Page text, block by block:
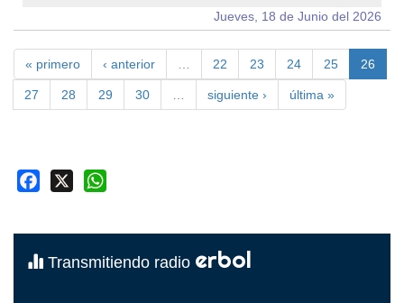
Jueves, 18 de Junio del 2026
« primero ‹ anterior 22 23 24 25 26
27 28 29 30 siguiente › última »
Facebook
Transmitiendo radio erbol